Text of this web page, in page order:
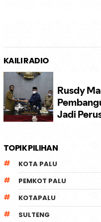
KAILI RADIO
TOPIK PILIHAN
KOTA PALU
PEMKOT PALU
KOTAPALU
SULTENG